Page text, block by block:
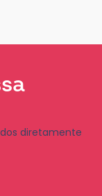
diretamente